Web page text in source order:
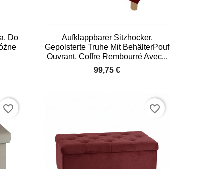
Do
Aufklappbarer Sitzhocker,
Gepolsterte Truhe Mit BehälterPouf
Ouvrant, Coffre Rembourré Avec...
99,75 €
Quick view
+6
favorite_border favorite_border